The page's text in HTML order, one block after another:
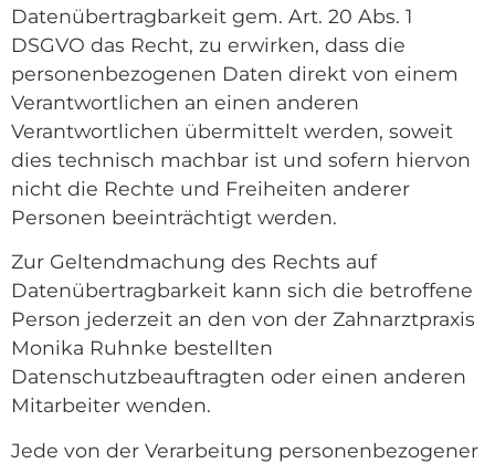
Datenübertragbarkeit gem. Art. 20 Abs. 1
DSGVO das Recht, zu erwirken, dass die
personenbezogenen Daten direkt von einem
Verantwortlichen an einen anderen
Verantwortlichen übermittelt werden, soweit
dies technisch machbar ist und sofern hiervon
nicht die Rechte und Freiheiten anderer
Personen beeinträchtigt werden.
Zur Geltendmachung des Rechts auf
Datenübertragbarkeit kann sich die betroffene
Person jederzeit an den von der Zahnarztpraxis
Monika Ruhnke bestellten
Datenschutzbeauftragten oder einen anderen
Mitarbeiter wenden.
Jede von der Verarbeitung personenbezogener